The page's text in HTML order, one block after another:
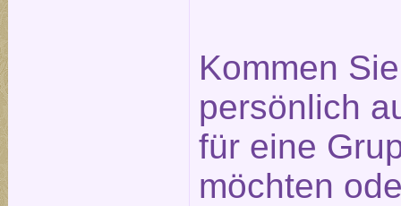
Kommen
persönlich
für eine
möchten